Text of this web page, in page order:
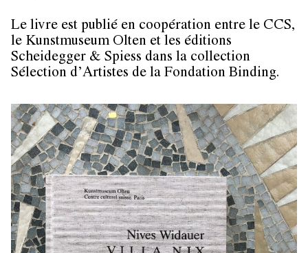
Le livre est publié en coopération entre le CCS,
le Kunstmuseum Olten et les éditions
Scheidegger & Spiess dans la collection
Sélection d’Artistes de la Fondation Binding.